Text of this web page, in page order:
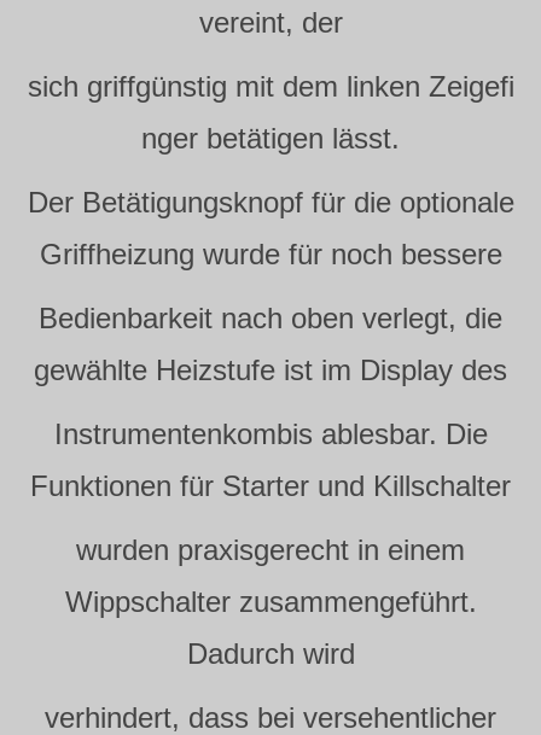
vereint, der
sich griffgünstig mit dem linken Zeigefi
nger betätigen lässt.
Der Betätigungsknopf für die optionale
Griffheizung wurde für noch bessere
Bedienbarkeit nach oben verlegt, die
gewählte Heizstufe ist im Display des
Instrumentenkombis ablesbar. Die
Funktionen für Starter und Killschalter
wurden praxisgerecht in einem
Wippschalter zusammengeführt.
Dadurch wird
verhindert, dass bei versehentlicher